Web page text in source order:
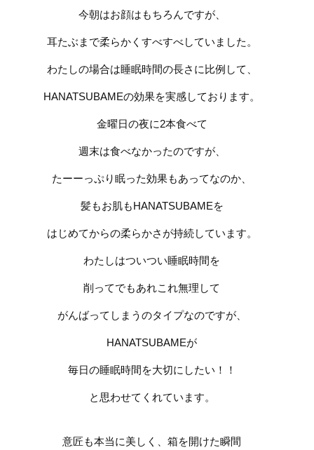
今朝はお顔はもちろんですが、
耳たぶまで柔らかくすべすべしていました。
わたしの場合は睡眠時間の長さに比例して、
HANATSUBAMEの効果を実感しております。
金曜日の夜に2本食べて
週末は食べなかったのですが、
たーーっぷり眠った効果もあってなのか、
髪もお肌もHANATSUBAMEを
はじめてからの柔らかさが持続しています。
わたしはついつい睡眠時間を
削ってでもあれこれ無理して
がんばってしまうのタイプなのですが、
HANATSUBAMEが
毎日の睡眠時間を大切にしたい！！
と思わせてくれています。
意匠も本当に美しく、箱を開けた瞬間